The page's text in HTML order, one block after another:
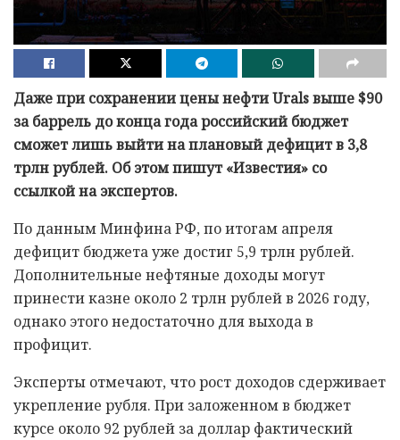
Даже при сохранении цены нефти Urals выше $90
за баррель до конца года российский бюджет
сможет лишь выйти на плановый дефицит в 3,8
трлн рублей. Об этом пишут «Известия» со
ссылкой на экспертов.
По данным Минфина РФ, по итогам апреля
дефицит бюджета уже достиг 5,9 трлн рублей.
Дополнительные нефтяные доходы могут
принести казне около 2 трлн рублей в 2026 году,
однако этого недостаточно для выхода в
профицит.
Эксперты отмечают, что рост доходов сдерживает
укрепление рубля. При заложенном в бюджет
курсе около 92 рублей за доллар фактический